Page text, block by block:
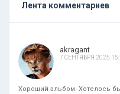
Лента комментариев
akragant
7 СЕНТЯБРЯ 2025
Хороший альбом. Хотелось бы